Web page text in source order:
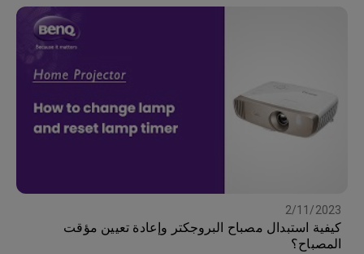
2/11/2023
كيفية استبدال مصباح البروجكتر وإعادة تعيين مؤقت
المصباح؟